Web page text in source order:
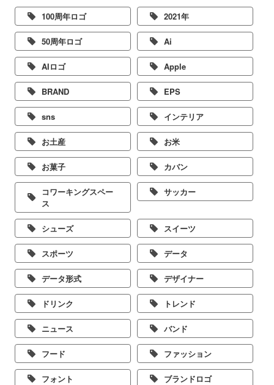
100周年ロゴ 2021年
50周年ロゴ Ai
AIロゴ Apple
BRAND EPS
sns インテリア
お土産 お米
お菓子 カバン
コワーキングスペー
ス
サッカー
シューズ スイーツ
スポーツ データ
データ形式 デザイナー
ドリンク トレンド
ニュース バンド
フード ファッション
フォント ブランドロゴ